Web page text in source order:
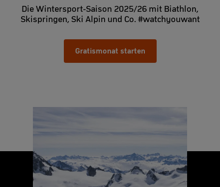
Die Wintersport-Saison 2025/26 mit Biathlon,
Skispringen, Ski Alpin und Co. #watchyouwant
Gratismonat starten